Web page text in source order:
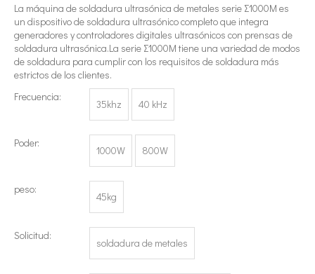
La máquina de soldadura ultrasónica de metales serie Σ1000M es
un dispositivo de soldadura ultrasónico completo que integra
generadores y controladores digitales ultrasónicos con prensas de
soldadura ultrasónica.La serie Σ1000M tiene una variedad de modos
de soldadura para cumplir con los requisitos de soldadura más
estrictos de los clientes.
Frecuencia:
35khz 40 kHz
Poder:
1000W 800W
peso:
45kg
Solicitud:
soldadura de metales